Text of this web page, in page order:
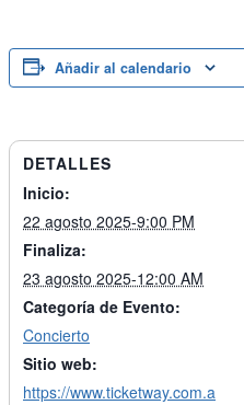
Añadir al calendario
DETALLES
Inicio:
22 agosto 2025-9:00 PM
Finaliza:
23 agosto 2025-12:00 AM
Categoría de Evento:
Concierto
Sitio web:
https://www.ticketway.com.a